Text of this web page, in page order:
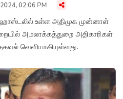
02:06 PM
உள்ள அதிமுக முன்னாள்
அமலாக்கத்துறை அதிகாரிகள்
வெளியாகியுள்ளது.